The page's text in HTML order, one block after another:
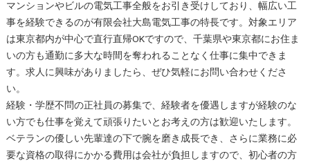
マンションやビルの電気工事全般をお引き受けしており、幅広い工
事を経験できるのが有限会社大島電気工事の特長です。対象エリア
は東京都内が中心で直行直帰OKですので、千葉県や東京都にお住ま
いの方も通勤に多大な時間を奪われることなく仕事に集中できま
す。求人に興味がありましたら、ぜひ気軽にお問い合わせくださ
い。
経験・学歴不問の正社員の募集で、経験者を優遇しますが経験のな
い方でも仕事を覚えて頑張りたいとお考えの方は歓迎いたします。
ベテランの優しい先輩達の下で腕を磨き成長でき、さらに業務に必
要な資格の取得にかかる費用は会社が負担しますので、初心者の方